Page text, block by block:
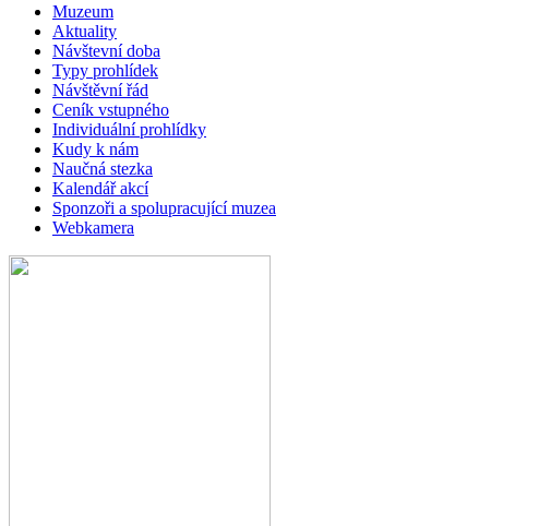
Muzeum
Aktuality
Návštevní doba
Typy prohlídek
Návštěvní řád
Ceník vstupného
Individuální prohlídky
Kudy k nám
Naučná stezka
Kalendář akcí
Sponzoři a spolupracující muzea
Webkamera